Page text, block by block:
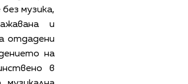
музика,
и
отдадени
на
в